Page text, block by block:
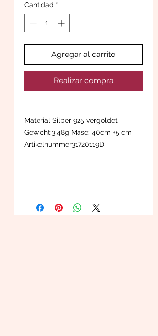
Cantidad *
Agregar al carrito
Realizar compra
Material Silber 925 vergoldet
Gewicht:3,48g Mase: 40cm +5 cm
Artikelnummer31720119D